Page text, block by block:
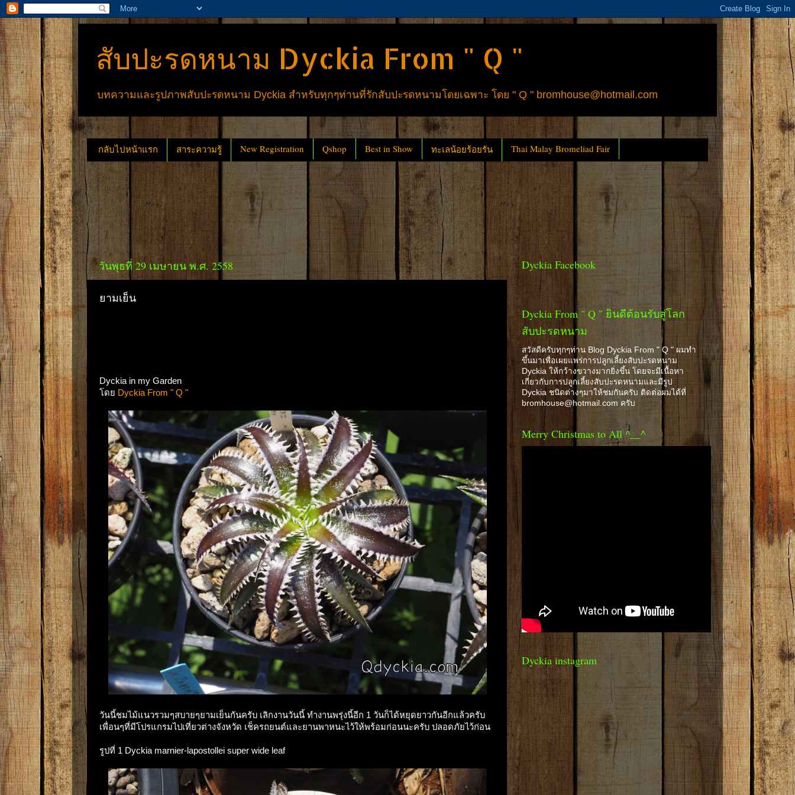
สับปะรดหนาม Dyckia From " Q "
บทความและรูปภาพสับปะรดหนาม Dyckia สำหรับทุกๆท่านที่รักสับปะรดหนามโดยเฉพาะ โดย " Q " bromhouse@hotmail.com
กลับไปหน้าแรก สาระความรู้ New Registration Qshop Best in Show ทะเลน้อยร้อยรัน Thai Malay Bromeliad Fair
วันพุธที่ 29 เมษายน พ.ศ. 2558
ยามเย็น
Dyckia in my Garden
โดย Dyckia From " Q "
วันนี้ชมไม้แนวรวมๆสบายๆยามเย็นกันครับ เลิกงานวันนี้ ทำงานพรุ่งนี้อีก 1 วันก็ได้หยุดยาวกันอีกแล้วครับ
เพื่อนๆที่มีโปรแกรมไปเที่ยวต่างจังหวัด เช็ครถยนต์และยานพาหนะไว้ให้พร้อมก่อนนะครับ ปลอดภัยไว้ก่อน
รูปที่ 1 Dyckia marnier-lapostollei super wide leaf
Dyckia Facebook
Dyckia From " Q " ยินดีต้อนรับสู่โลก
สับปะรดหนาม
สวัสดีครับทุกๆท่าน Blog Dyckia From " Q " ผมทำ
ขึ้นมาเพื่อเผยแพร่การปลูกเลี้ยงสับปะรดหนาม
Dyckia ให้กว้างขวางมากยิ่งขึ้น โดยจะมีเนื้อหา
เกี่ยวกับการปลูกเลี้ยงสับปะรดหนามและมีรูป
Dyckia ชนิดต่างๆมาให้ชมกันครับ ติดต่อผมได้ที่
bromhouse@hotmail.com ครับ
Merry Christmas to All ^__^
Dyckia instagram